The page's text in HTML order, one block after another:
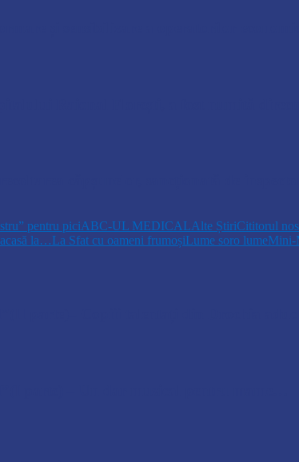
pentru piciABC-UL MEDICALAlte ȘtiriCititorul
la…La Sfat cu oameni frumoșiLume soro lumeMini-